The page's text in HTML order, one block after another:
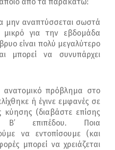
μην αναπτύσσεται σωστά
μικρό για την εβδομάδα
είναι πολύ μεγαλύτερο
μπορεί να συνυπάρχει
ανατομικό πρόβλημα στο
ή έγινε εμφανές σε
κύησης (διαβάστε επίσης
Β’ επιπέδου. Ποια
να εντοπίσουμε (και
μπορεί να χρειάζεται